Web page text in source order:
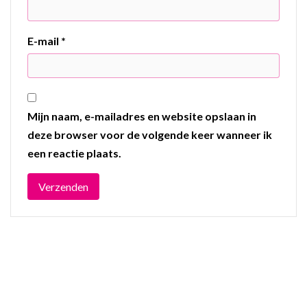
E-mail *
Mijn naam, e-mailadres en website opslaan in
deze browser voor de volgende keer wanneer ik
een reactie plaats.